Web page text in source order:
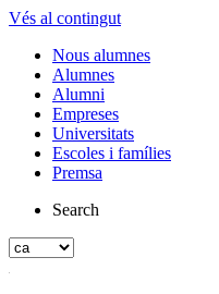
Vés al contingut
Nous alumnes
Alumnes
Alumni
Empreses
Universitats
Escoles i famílies
Premsa
Search